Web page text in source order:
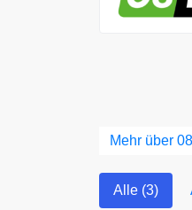
Mehr über
Alle (3)